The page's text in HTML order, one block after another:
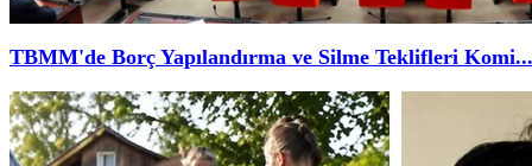
TBMM'de Borç Yapılandırma ve Silme Teklifleri Komi...